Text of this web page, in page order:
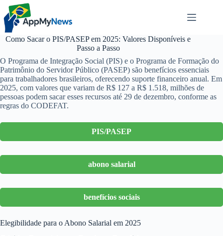
Pular
para
conteúdo
Como Sacar o PIS/PASEP em 2025: Valores Disponíveis e
Passo a Passo
O Programa de Integração Social (PIS) e o Programa de Formação do
Patrimônio do Servidor Público (PASEP) são benefícios essenciais
para trabalhadores brasileiros, oferecendo suporte financeiro anual. Em
2025, com valores que variam de R$ 127 a R$ 1.518, milhões de
pessoas podem sacar esses recursos até 29 de dezembro, conforme as
regras do CODEFAT.
PIS/PASEP
abono salarial
benefícios sociais
Elegibilidade para o Abono Salarial em 2025